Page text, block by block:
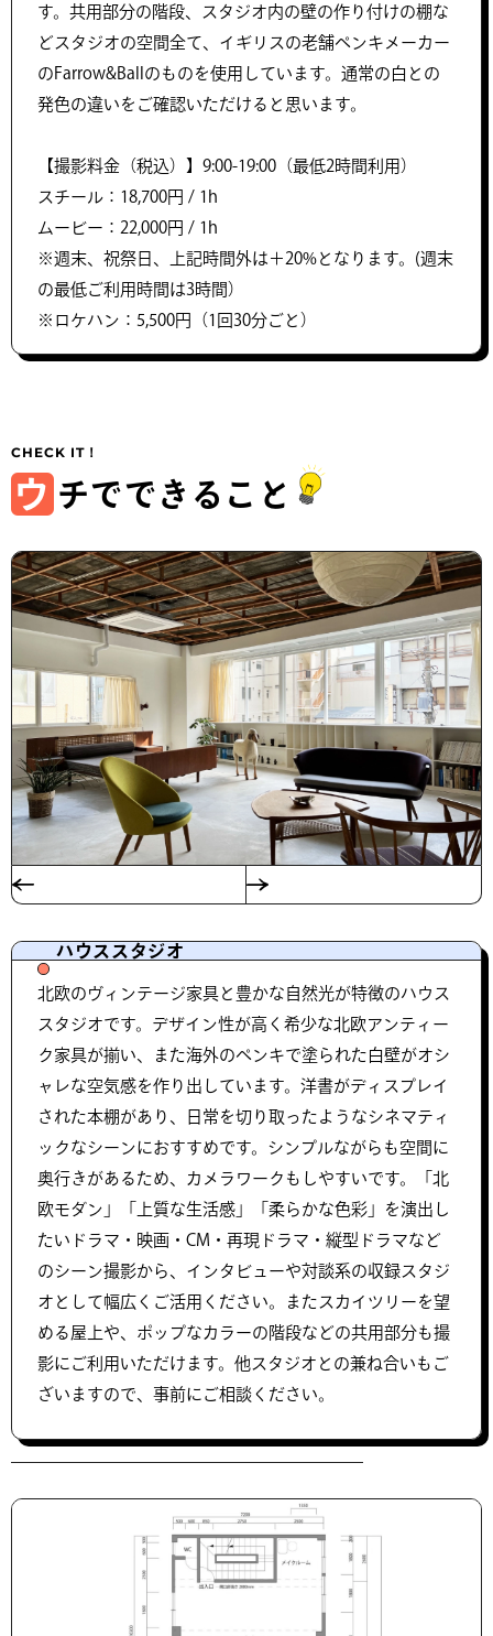
す。共用部分の階段、スタジオ内の壁の作り付けの棚な
どスタジオの空間全て、イギリスの老舗ペンキメーカー
のFarrow&Ballのものを使用しています。通常の白との
発色の違いをご確認いただけると思います。
【撮影料金（税込）】9:00-19:00（最低2時間利用）
スチール：18,700円 / 1h
ムービー：22,000円 / 1h
※週末、祝祭日、上記時間外は＋20%となります。(週末
の最低ご利用時間は3時間）
※ロケハン：5,500円（1回30分ごと）
ウ チでできること
ハウススタジオ
北欧のヴィンテージ家具と豊かな自然光が特徴のハウス
スタジオです。デザイン性が高く希少な北欧アンティー
ク家具が揃い、また海外のペンキで塗られた白壁がオシ
ャレな空気感を作り出しています。洋書がディスプレイ
された本棚があり、日常を切り取ったようなシネマティ
ックなシーンにおすすめです。シンプルながらも空間に
奥行きがあるため、カメラワークもしやすいです。「北
欧モダン」「上質な生活感」「柔らかな色彩」を演出し
たいドラマ・映画・CM・再現ドラマ・縦型ドラマなど
のシーン撮影から、インタビューや対談系の収録スタジ
オとして幅広くご活用ください。またスカイツリーを望
める屋上や、ポップなカラーの階段などの共用部分も撮
影にご利用いただけます。他スタジオとの兼ね合いもご
ざいますので、事前にご相談ください。